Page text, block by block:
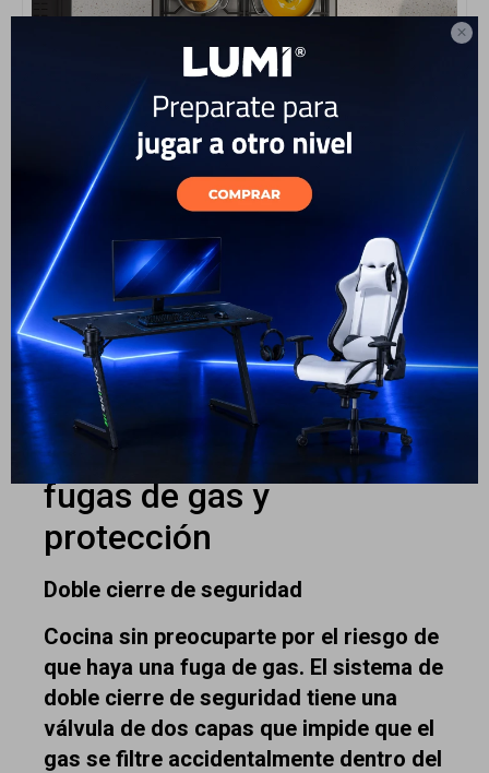

* Basado en pruebas internas en el Samsung Kitchen Lab.
Condiciones de prueba: 1 cuarto de galón de agua a 80 °F
llevada a ebullición a 190 °F. Resultados de la prueba para el
tiempo de ebullición/consumo de energía acumulado: placa de
cocción de inducción (3,8 kW) = 1' 30"/93,3 Wh, placa de
cocción radiante (3,6 kW) = 2' 57"/167,13 Wh, placa de cocción
a gas (22 kBTU/6,45 kW) = 3'0"/322 Wh
Detección rápida de
fugas de gas y
protección
Doble cierre de seguridad
Cocina sin preocuparte por el riesgo de
que haya una fuga de gas. El sistema de
doble cierre de seguridad tiene una
válvula de dos capas que impide que el
gas se filtre accidentalmente dentro del